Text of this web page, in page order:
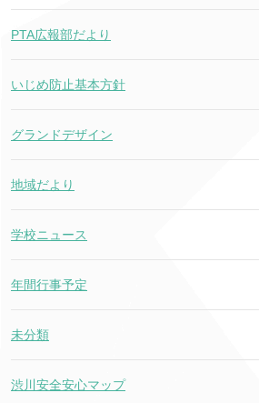
PTA広報部だより
いじめ防止基本方針
グランドデザイン
地域だより
学校ニュース
年間行事予定
未分類
渋川安全安心マップ